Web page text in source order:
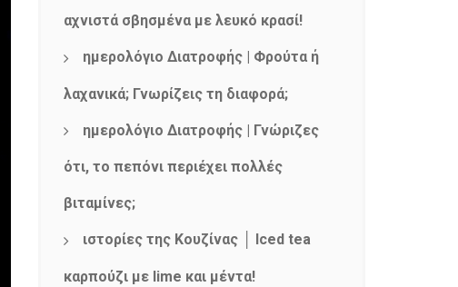
αχνιστά σβησμένα με λευκό κρασί!
ημερολόγιο Διατροφής | Φρούτα ή
λαχανικά; Γνωρίζεις τη διαφορά;
ημερολόγιο Διατροφής | Γνώριζες
ότι, το πεπόνι περιέχει πολλές
βιταμίνες;
ιστορίες της Κουζίνας │ Iced tea
καρπούζι με lime και μέντα!